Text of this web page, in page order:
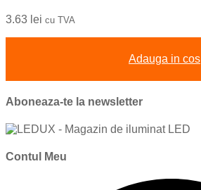
3.63 lei cu TVA
Adauga in cos
Aboneaza-te la newsletter
Contul Meu